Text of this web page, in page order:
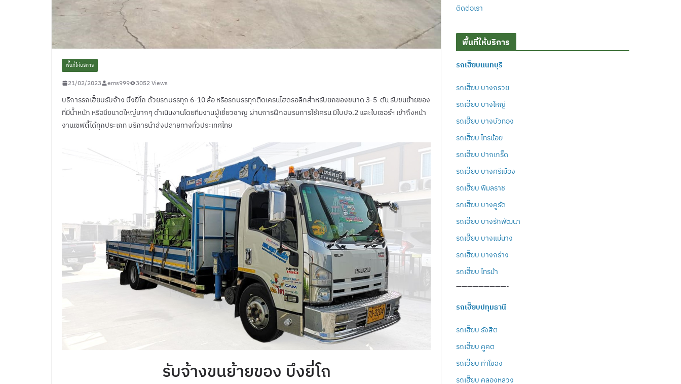
พื้นที่ให้บริการ
21/02/2023 ems999 3052 Views
บริการรถเฮี๊ยบรับจ้าง บึงยี่โถ ด้วยรถบรรทุก 6-10 ล้อ หรือรถบรรทุกติดเครนไฮดรอลิกสำหรับยกของขนาด 3-5 ตัน รับขนย้ายของ
ที่มีน้ำหนัก หรือมีขนาดใหญ่มากๆ ดำเนินงานโดยทีมงานผู้เชี่ยวชาญ ผ่านการฝึกอบรมการใช้เครน มีใบปจ.2 และใบเซอร์ฯ เข้าถึงหน้า
งานเซฟตี้ได้ทุกประเภท บริการนำส่งปลายทางทั่วประเทศไทย
รับจ้างขนย้ายของ บึงยี่โถ
ติดต่อเรา
พื้นที่ให้บริการ
รถเฮี๊ยบนนทบุรี
รถเฮี๊ยบ บางกรวย
รถเฮี๊ยบ บางใหญ่
รถเฮี๊ยบ บางบัวทอง
รถเฮี๊ยบ ไทรน้อย
รถเฮี๊ยบ ปากเกร็ด
รถเฮี๊ยบ บางศรีเมือง
รถเฮี๊ยบ พิมลราช
รถเฮี๊ยบ บางคูรัด
รถเฮี๊ยบ บางรักพัฒนา
รถเฮี๊ยบ บางแม่นาง
รถเฮี๊ยบ บางกร่าง
รถเฮี๊ยบ ไทรม้า
—————————-
รถเฮี๊ยบปทุมธานี
รถเฮี๊ยบ รังสิต
รถเฮี๊ยบ คูคต
รถเฮี๊ยบ ท่าโขลง
รถเฮี๊ยบ คลองหลวง